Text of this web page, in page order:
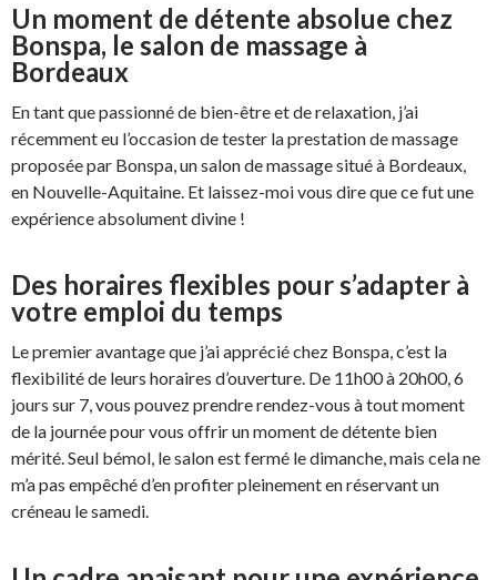
Un moment de détente absolue chez
Bonspa, le salon de massage à
Bordeaux
En tant que passionné de bien-être et de relaxation, j’ai
récemment eu l’occasion de tester la prestation de massage
proposée par Bonspa, un salon de massage situé à Bordeaux,
en Nouvelle-Aquitaine. Et laissez-moi vous dire que ce fut une
expérience absolument divine !
Des horaires flexibles pour s’adapter à
votre emploi du temps
Le premier avantage que j’ai apprécié chez Bonspa, c’est la
flexibilité de leurs horaires d’ouverture. De 11h00 à 20h00, 6
jours sur 7, vous pouvez prendre rendez-vous à tout moment
de la journée pour vous offrir un moment de détente bien
mérité. Seul bémol, le salon est fermé le dimanche, mais cela ne
m’a pas empêché d’en profiter pleinement en réservant un
créneau le samedi.